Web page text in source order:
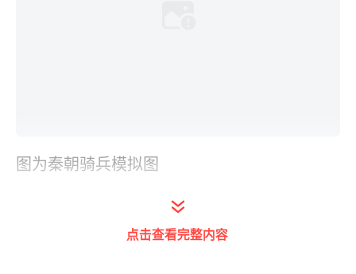
图为秦朝骑兵模拟图
“令”，顾名思义，即法令也。在先秦百家中，
秦王得当时法家思想之集大成者韩非（又称韩
点击查看完整内容